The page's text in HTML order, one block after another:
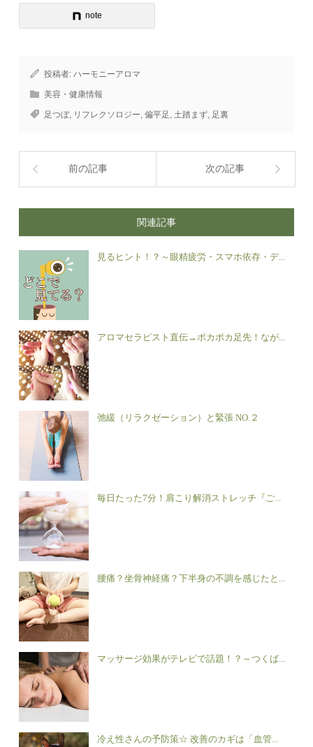
note
投稿者:ハーモニーアロマ
美容・健康情報
足つぼ, リフレクソロジー,偏平足 ,土踏まず, 足裏
前の記事 次の記事
関連記事
見るヒント！？～眼精疲労・スマホ依存・デ...
アロマセラピスト直伝→ポカポカ足先！なが...
弛緩（リラクゼーション）と緊張 NO.２
毎日たった7分！肩こり解消ストレッチ『ご...
腰痛？坐骨神経痛？下半身の不調を感じたと...
マッサージ効果がテレビで話題！？～つくば...
冷え性さんの予防策☆ 改善のカギは「血管...